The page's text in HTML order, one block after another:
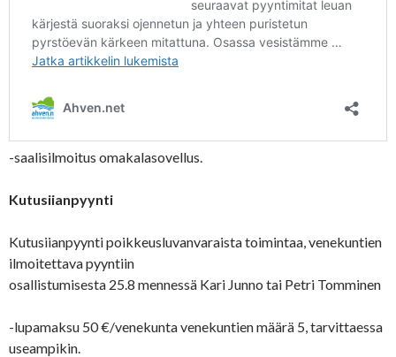
-saalisilmoitus omakalasovellus.
Kutusiianpyynti
Kutusiianpyynti poikkeusluvanvaraista toimintaa, venekuntien
ilmoitettava pyyntiin
osallistumisesta 25.8 mennessä Kari Junno tai Petri Tomminen
-lupamaksu 50 €/venekunta venekuntien määrä 5, tarvittaessa
useampikin.